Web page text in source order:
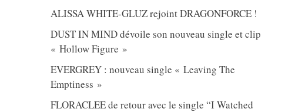
ALISSA WHITE-GLUZ rejoint DRAGONFORCE !
DUST IN MIND dévoile son nouveau single et clip
« Hollow Figure »
EVERGREY : nouveau single « Leaving The
Emptiness »
FLORACLEE de retour avec le single “I Watched